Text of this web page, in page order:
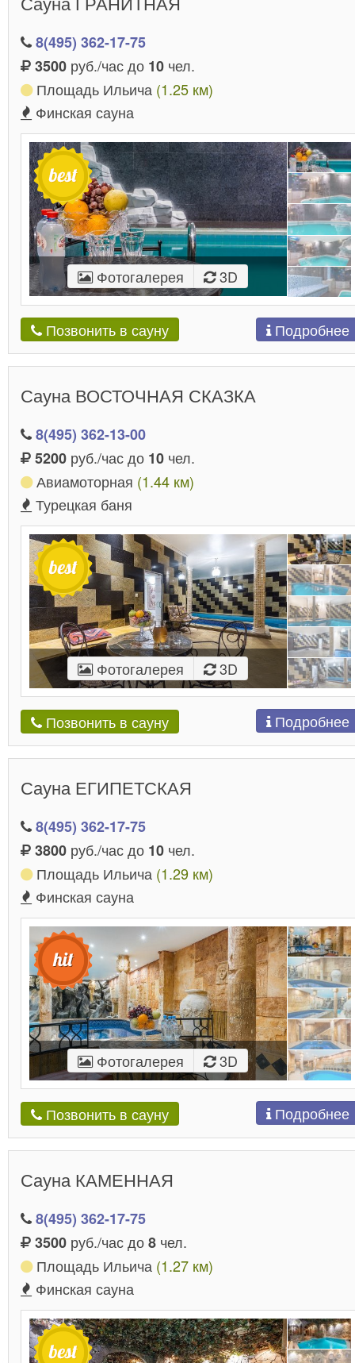
8(495) 362-17-75
3500 руб./час до 10 чел.
Площадь Ильича (1.25 км)
Финская сауна
Фотогалерея 3D
Позвонить в сауну Подробнее
Сауна ВОСТОЧНАЯ СКАЗКА
8(495) 362-13-00
5200 руб./час до 10 чел.
Авиамоторная (1.44 км)
Турецкая баня
Фотогалерея 3D
Позвонить в сауну Подробнее
Сауна ЕГИПЕТСКАЯ
8(495) 362-17-75
3800 руб./час до 10 чел.
Площадь Ильича (1.29 км)
Финская сауна
Фотогалерея 3D
Позвонить в сауну Подробнее
Сауна КАМЕННАЯ
8(495) 362-17-75
3500 руб./час до8 чел.
Площадь Ильича (1.27 км)
Финская сауна